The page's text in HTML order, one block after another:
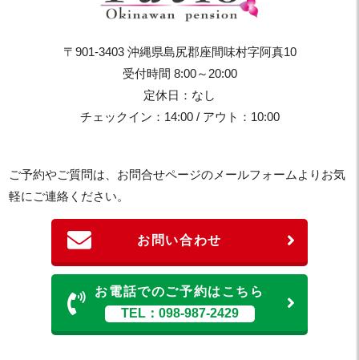
〒901-3403 沖縄県島尻郡座間味村字阿真10
受付時間 8:00～20:00
定休日：なし
チェックイン：14:00 / アウト：10:00
ご予約やご質問は、お問合せページのメールフォームよりお気
軽にご連絡ください。
お問い合わせ
お電話でのご予約はこちら
TEL：098-987-2429